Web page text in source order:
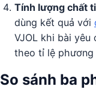
Tính lượng chất
dùng kết quả với
VJOL khi bài
theo tỉ lệ phương
So sánh ba